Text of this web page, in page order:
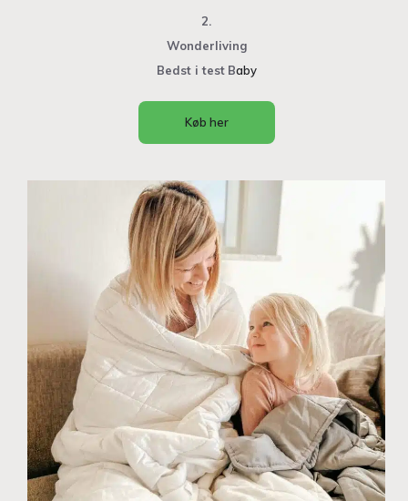
2.
Wonderliving
Bedst i test Baby
Køb her